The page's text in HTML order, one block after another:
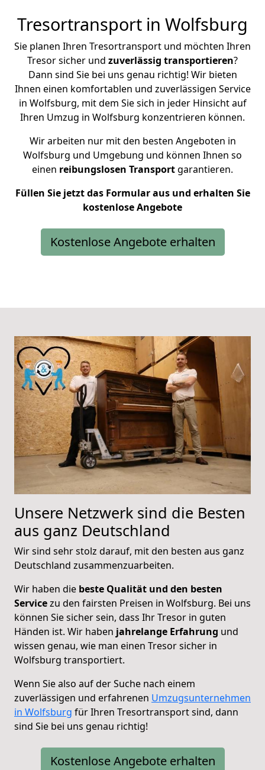
Tresortransport in Wolfsburg
Sie planen Ihren Tresortransport und möchten Ihren
Tresor sicher und zuverlässig transportieren?
Dann sind Sie bei uns genau richtig! Wir bieten
Ihnen einen komfortablen und zuverlässigen Service
in Wolfsburg, mit dem Sie sich in jeder Hinsicht auf
Ihren Umzug in Wolfsburg konzentrieren können.
Wir arbeiten nur mit den besten Angeboten in
Wolfsburg und Umgebung und können Ihnen so
einen reibungslosen Transportgarantieren.
Füllen Sie jetzt das Formular aus und erhalten Sie
kostenlose Angebote
Kostenlose Angebote erhalten
Unsere Netzwerk sind die Besten
aus ganz Deutschland
Wir sind sehr stolz darauf, mit den besten aus ganz
Deutschland zusammenzuarbeiten.
Wir haben die beste Qualität und den besten
Servicezu den fairsten Preisen in Wolfsburg. Bei uns
können Sie sicher sein, dass Ihr Tresor in guten
Händen ist. Wir haben jahrelange Erfahrung und
wissen genau, wie man einen Tresor sicher in
Wolfsburg transportiert.
Wenn Sie also auf der Suche nach einem
zuverlässigen und erfahrenen Umzugsunternehmen
in Wolfsburg für Ihren Tresortransport sind, dann
sind Sie bei uns genau richtig!
Kostenlose Angebote erhalten